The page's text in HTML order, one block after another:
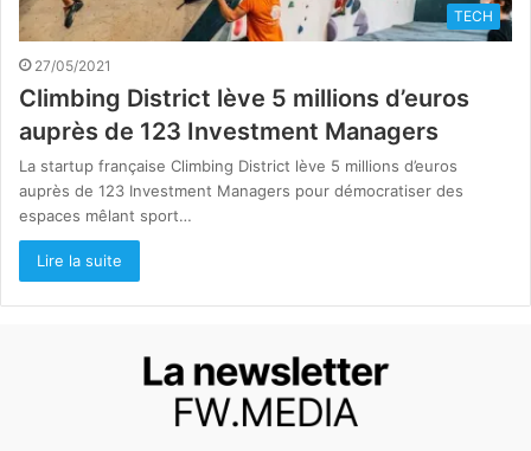
TECH
27/05/2021
Climbing District lève 5 millions d’euros
auprès de 123 Investment Managers
La startup française Climbing District lève 5 millions d’euros
auprès de 123 Investment Managers pour démocratiser des
espaces mêlant sport…
Lire la suite